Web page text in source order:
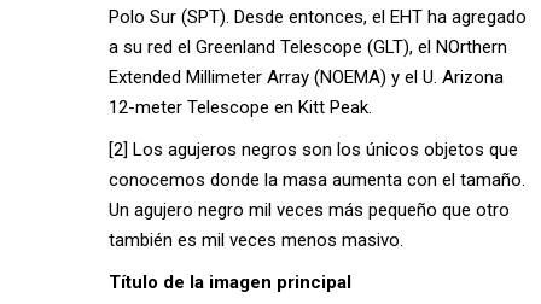
Polo Sur (SPT). Desde entonces, el EHT ha agregado
a su red el Greenland Telescope (GLT), el NOrthern
Extended Millimeter Array (NOEMA) y el U. Arizona
12-meter Telescope en Kitt Peak.
[2] Los agujeros negros son los únicos objetos que
conocemos donde la masa aumenta con el tamaño.
Un agujero negro mil veces más pequeño que otro
también es mil veces menos masivo.
Título de la imagen principal